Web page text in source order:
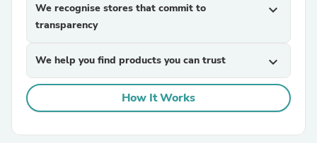
We recognise stores that commit to
transparency
expand_more
We help you find products you can trust expand_more
How It Works